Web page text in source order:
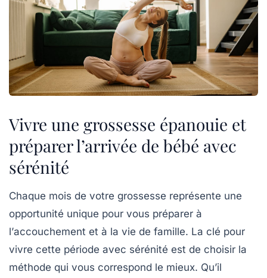
Vivre une grossesse épanouie et
préparer l’arrivée de bébé avec
sérénité
Chaque mois de votre grossesse représente une
opportunité unique pour vous préparer à
l’accouchement et à la vie de famille. La clé pour
vivre cette période avec sérénité est de choisir la
méthode qui vous correspond le mieux. Qu’il